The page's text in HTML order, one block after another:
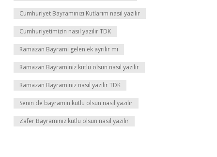
Cumhuriyet Bayramınızı Kutlarım nasıl yazılır
Cumhuriyetimizin nasıl yazılır TDK
Ramazan Bayramı gelen ek ayrılır mı
Ramazan Bayramınız kutlu olsun nasıl yazılır
Ramazan Bayramınız nasıl yazılır TDK
Senin de bayramın kutlu olsun nasıl yazılır
Zafer Bayramınız kutlu olsun nasıl yazılır